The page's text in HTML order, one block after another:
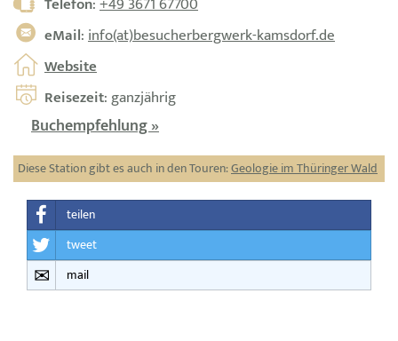
eMail:info(at)besucherbergwerk-kamsdorf.de
Website
Reisezeit: ganzjährig
Buchempfehlung »
Diese Station gibt es auch in den Touren:Geologie im Thüringer Wald
teilen
tweet
mail